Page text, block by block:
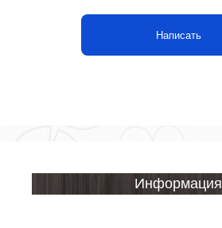
Написать
Информация